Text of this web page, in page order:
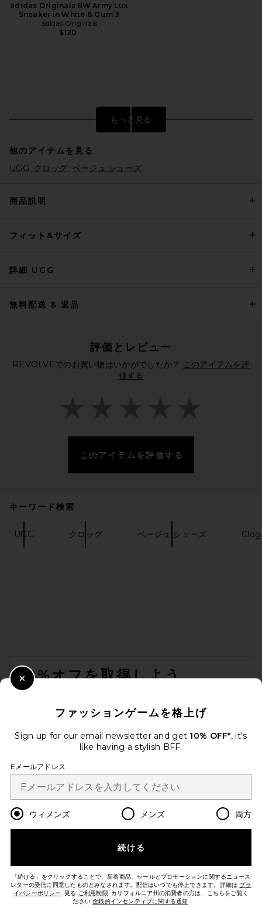
adidas Originals BW Army Lux
Sneaker in White & Gum 3
adidas Originals
$120
Nike Moon Shoe OG SP
$105
adidas Originals Handball
Spezial Wm in Green, Grey, &
adidas Originals
前の価格:
$150
もっと見る
他のアイテムを見る
UGG
クロッグ ベージュ シューズ
商品説明
フィット&サイズ
詳細 UGG
無料配送 & 返品
評価とレビュー
REVOLVEでのお買い物はいかがでしたか？
このアイテムを評
価する
このアイテムを評価する
キーワード検索
UGG クロッグ ベージュ シューズ
10%オフを取得しよう
プライバシーポリシー
Change Country Regions
ja USD
改善にご協力ください！
ファッションゲームを格上げ
Sign up for our email newsletter and get 10% OFF*, it's
like having a stylish BFF.
Eメールアドレス
ウィメンズ メンズ 両方
続ける
「続ける」をクリックすることで、新着商品、セールとプロモーションに関するニュース
レターの受信に同意したものとみなされます。配信はいつでも停止できます。詳細は プラ
イバシーポリシー. 見る ご利用制限. カリフォルニア州の消費者の方は、こちらをご覧く
ださい金銭的インセンティブに関する通知.
Close Modal